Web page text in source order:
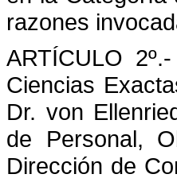
razones
ARTÍCULO
Ciencias
Dr. von
de Personal,
Dirección de